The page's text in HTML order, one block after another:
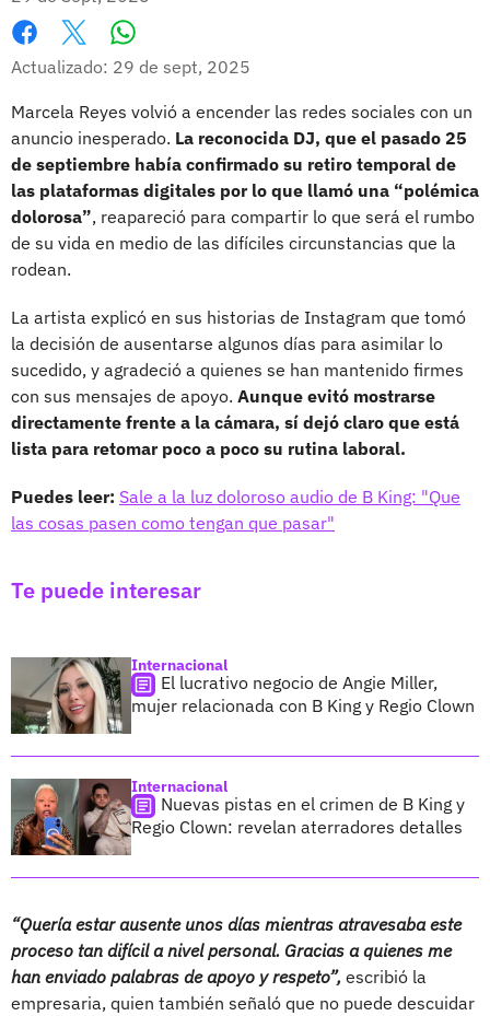
Facebook
X
Actualizado: 29 de sept, 2025
Marcela Reyes volvió a encender las redes sociales con un
anuncio inesperado. La reconocida DJ, que el pasado 25
de septiembre había confirmado su retiro temporal de
las plataformas digitales por lo que llamó una “polémica
dolorosa”, reapareció para compartir lo que será el rumbo
de su vida en medio de las difíciles circunstancias que la
rodean.
La artista explicó en sus historias de Instagram que tomó
la decisión de ausentarse algunos días para asimilar lo
sucedido, y agradeció a quienes se han mantenido firmes
con sus mensajes de apoyo. Aunque evitó mostrarse
directamente frente a la cámara, sí dejó claro que está
lista para retomar poco a poco su rutina laboral.
Puedes leer: Sale a la luz doloroso audio de B King: "Que
las cosas pasen como tengan que pasar"
Te puede interesar
Internacional
El lucrativo negocio de Angie Miller,
mujer relacionada con B King y Regio Clown
Internacional
Nuevas pistas en el crimen de B King y
Regio Clown: revelan aterradores detalles
“Quería estar ausente unos días mientras atravesaba este
proceso tan difícil a nivel personal. Gracias a quienes me
han enviado palabras de apoyo y respeto”, escribió la
empresaria, quien también señaló que no puede descuidar